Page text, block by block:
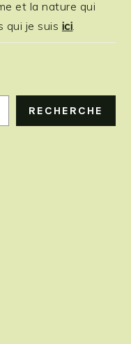
et la nature qui
qui je suis ici
RECHERCHE